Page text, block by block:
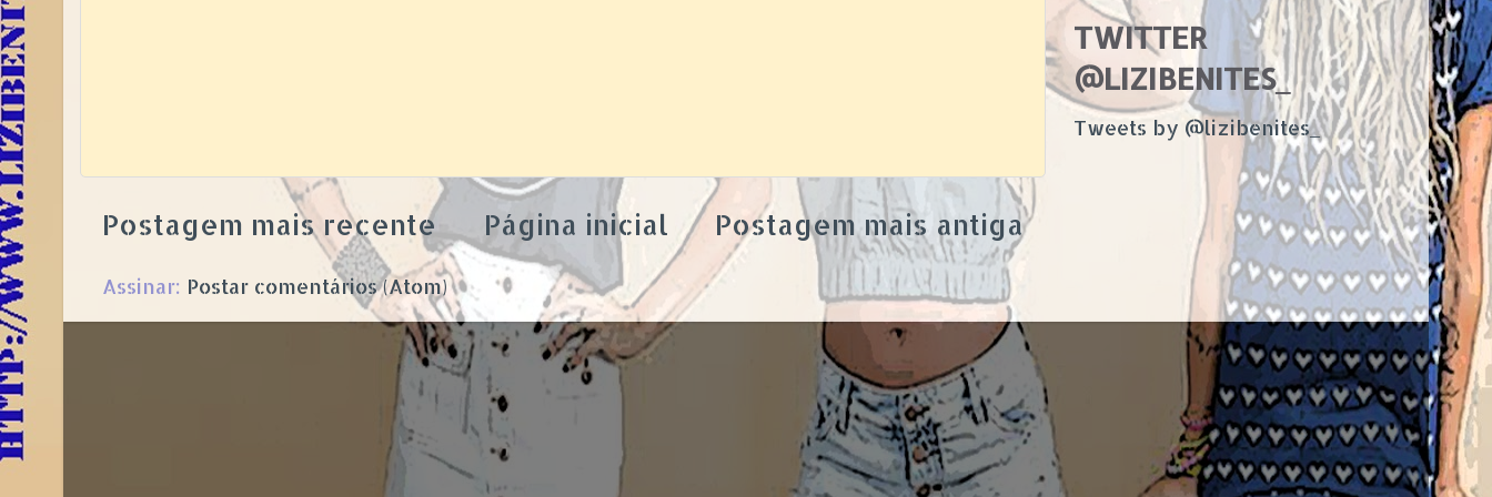
Postagem mais recente Postagem mais antiga
Página inicial
Assinar: Postar comentários (Atom)
TWITTER
@LIZIBENITES_
Tweets by @lizibenites_